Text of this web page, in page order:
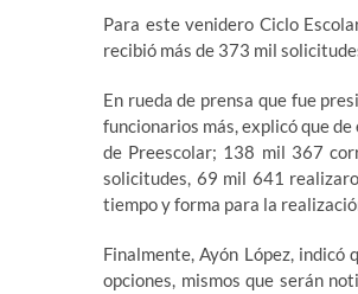
Para este venidero Ciclo
recibió más de 373 mil
En rueda de prensa que fue
funcionarios más, explicó que
de Preescolar; 138 mil 367
solicitudes, 69 mil 641
tiempo y forma para la
Finalmente, Ayón López,
opciones, mismos que serán